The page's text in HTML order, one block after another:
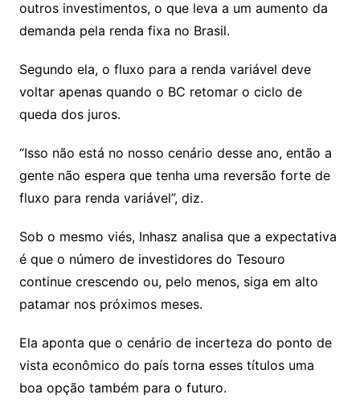
outros investimentos, o que leva a um aumento da
demanda pela renda fixa no Brasil.
Segundo ela, o fluxo para a renda variável deve
voltar apenas quando o BC retomar o ciclo de
queda dos juros.
“Isso não está no nosso cenário desse ano, então a
gente não espera que tenha uma reversão forte de
fluxo para renda variável”, diz.
Sob o mesmo viés, Inhasz analisa que a expectativa
é que o número de investidores do Tesouro
continue crescendo ou, pelo menos, siga em alto
patamar nos próximos meses.
Ela aponta que o cenário de incerteza do ponto de
vista econômico do país torna esses títulos uma
boa opção também para o futuro.